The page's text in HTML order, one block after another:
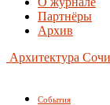
Партнёры
Архив
Архитектура Сочи
События